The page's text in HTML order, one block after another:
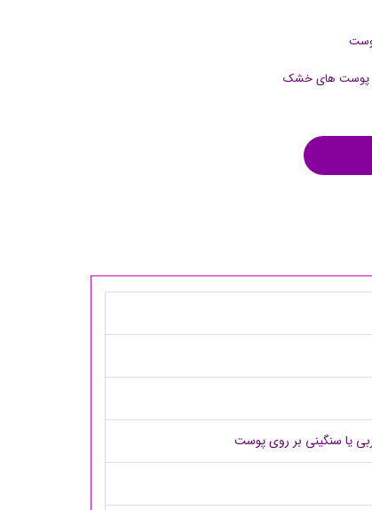
پوست های خشک
یا سنگینی بر روی پوست